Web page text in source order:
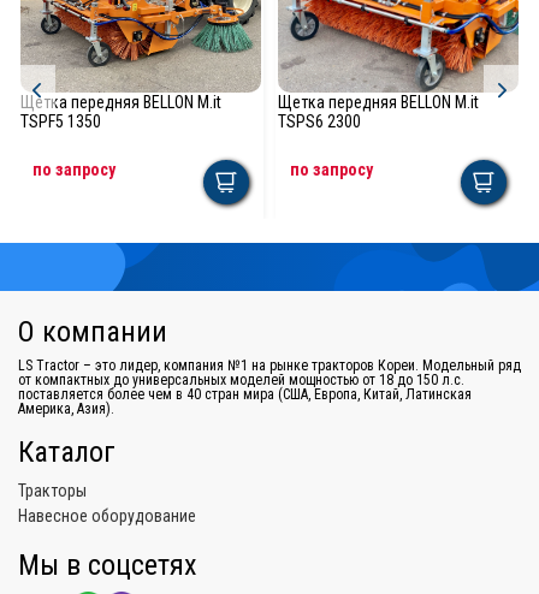
Щетка передняя BELLON M.it
TSPF5 1350
по запросу
Щетка передняя BELLON M.it
TSPS6 2300
по запросу
О компании
LS Tractor – это лидер, компания №1 на рынке тракторов Кореи. Модельный ряд
от компактных до универсальных моделей мощностью от 18 до 150 л.с.
поставляется более чем в 40 стран мира (США, Европа, Китай, Латинская
Америка, Азия).
Каталог
Тракторы
Навесное оборудование
Мы в соцсетях